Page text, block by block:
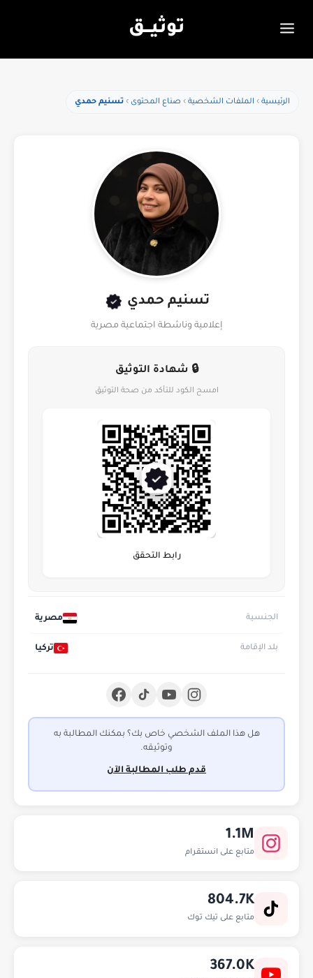
توثيـــق
الرئيسية الملفات الشخصية صناع المحتوى تسنيم حمدي
تسنيم حمدي
إعلامية وناشطة اجتماعية مصرية
🔒 شهادة التوثيق
امسح الكود للتأكد من صحة التوثيق
رابط التحقق
الجنسية مصرية
بلد الإقامة تركيا
هل هذا الملف الشخصي خاص بك؟ بمكنك المطالبة به
وتوثيقه.
قدم طلب المطالبة الآن
1.1M
متابع على انستقرام
804.7K
متابع على تيك توك
367.0K